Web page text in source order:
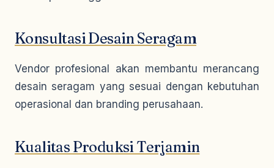
Konsultasi Desain Seragam
Vendor profesional akan membantu merancang
desain seragam yang sesuai dengan kebutuhan
operasional dan branding perusahaan.
Kualitas Produksi Terjamin